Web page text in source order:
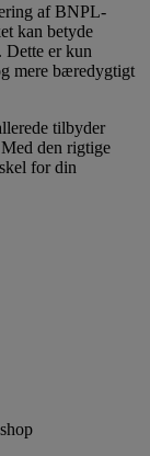
af BNPL-
kan betyde
Dette er kun
mere bæredygtigt
tilbyder
den rigtige
for din